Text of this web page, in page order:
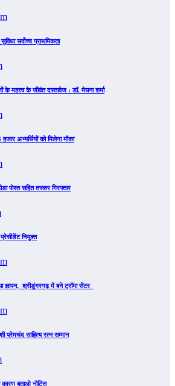
सर्वोच्च प्राथमिकता
के महत्त्व के जीवंत दस्तावेज : डॉ. मेघना शर्मा
अभ्यर्थियों को मिलेगा मौका
पोस्त सहित तस्कर गिरफ्तार
नियुक्त
ज्ञापन, श्रीडूंगरगढ़ में बने ट्रॉमा सेंटर
प्रेमचंद साहित्य रत्न सम्‍मान
बताओ नोटिस